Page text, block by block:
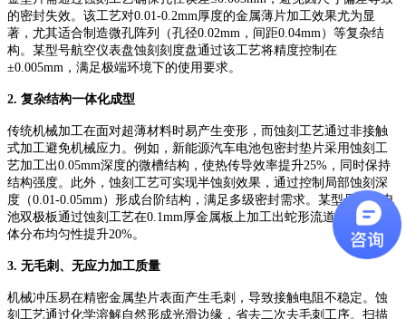
的密封失效。该工艺对0.01-0.2mm厚度的金属薄片加工效果尤为显
著，尤其适合制造微孔阵列（孔径0.02mm，间距0.04mm）等复杂结
构。某型号航空仪表盘蚀刻刻度盘通过该工艺将精度控制在
±0.005mm，满足极端环境下的使用要求。
2. 复杂结构一体化成型
传统机械加工在面对超薄材料时易产生变形，而蚀刻工艺通过非接触
式加工避免机械应力。例如，新能源汽车电池包密封垫片采用蚀刻工
艺加工出0.05mm深度的微槽结构，使热传导效率提升25%，同时保持
结构强度。此外，蚀刻工艺可实现半蚀刻效果，通过控制局部蚀刻深
度（0.01-0.05mm）形成台阶结构，满足多级密封需求。某型号燃料电
池双极板通过蚀刻工艺在0.1mm厚金属板上加工出蛇形流道，使反应气
体分布均匀性提升20%。
3. 无毛刺、无应力加工质量
机械冲压易在精密金属垫片表面产生毛刺，导致接触电阻不稳定。蚀
刻工艺通过化学溶解自然形成光滑边缘，省去二次去毛刺工序。扫描